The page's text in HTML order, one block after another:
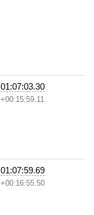
01:07:03.30
+00:15:59.11
01:07:59.69
+00:16:55.50